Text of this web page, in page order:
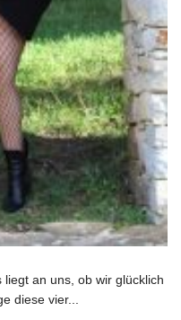
an uns, ob wir glücklich
diese vier...